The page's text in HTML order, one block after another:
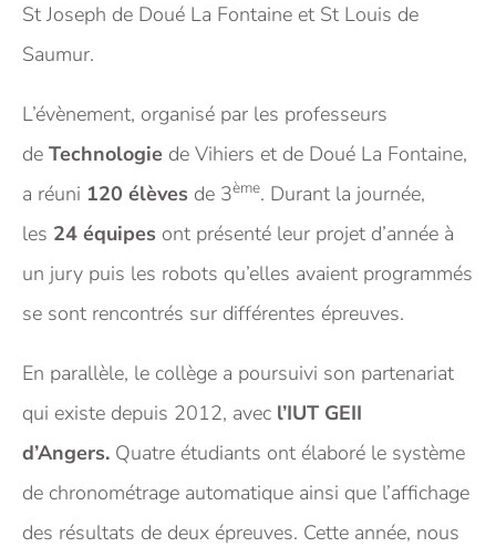
St Joseph de Doué La Fontaine et St Louis de
Saumur.
L’évènement, organisé par les professeurs
de Technologie de Vihiers et de Doué La Fontaine,
a réuni 120 élèves de 3ème. Durant la journée,
les 24 équipes ont présenté leur projet d’année à
un jury puis les robots qu’elles avaient programmés
se sont rencontrés sur différentes épreuves.
En parallèle, le collège a poursuivi son partenariat
qui existe depuis 2012, avec l’IUT GEII
d’Angers. Quatre étudiants ont élaboré le système
de chronométrage automatique ainsi que l’affichage
des résultats de deux épreuves. Cette année, nous